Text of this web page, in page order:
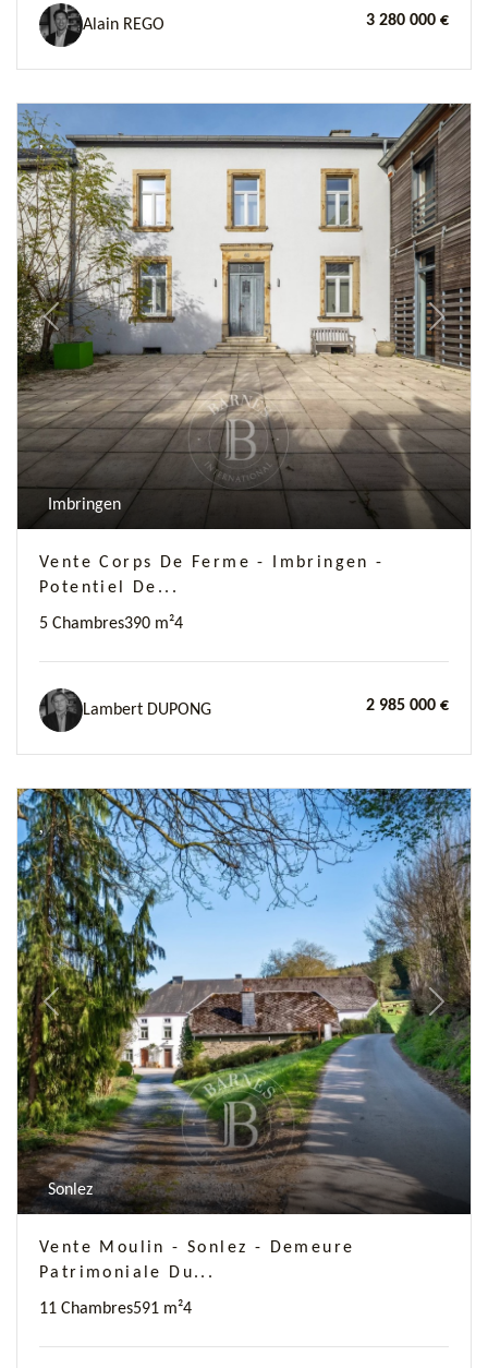
Alain REGO 3 280 000 €
Previous Next
Imbringen
Vente Corps De Ferme - Imbringen -
Potentiel De...
5 Chambres390 m²4
Lambert DUPONG 2 985 000 €
Previous Next
Sonlez
Vente Moulin - Sonlez - Demeure
Patrimoniale Du...
11 Chambres591 m²4